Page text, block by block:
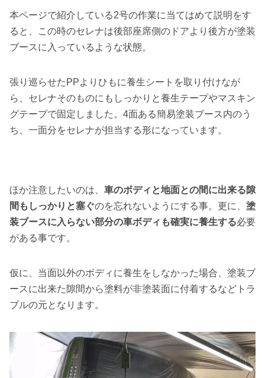
本ページで紹介している2号の作業に当てはめて説明をす
ると、この時のセレナは後部座席側のドアより後方が塗装
ブースに入っているような状態。
張り巡らせたPPよりひもに養生シートを取り付けなが
ら、セレナそのものにもしっかりと養生テープやマスキン
グテープで固定しました。4面ある簡易塗装ブース内のう
ち、一面分をセレナが担当する形になっています。
ほか注意したいのは、 車のボディと地面との間に出来る隙
間もしっかりと塞ぐのを忘れないようにする事。更に、 塗
装ブースに入らない部分の車ボディも確実に養生する必要
がある事です。
仮に、当面以外のボディに養生をしなかった場合、塗装ブ
ースに出来た隙間から塗料が非塗装面に付着するなどトラ
ブルの元となります。